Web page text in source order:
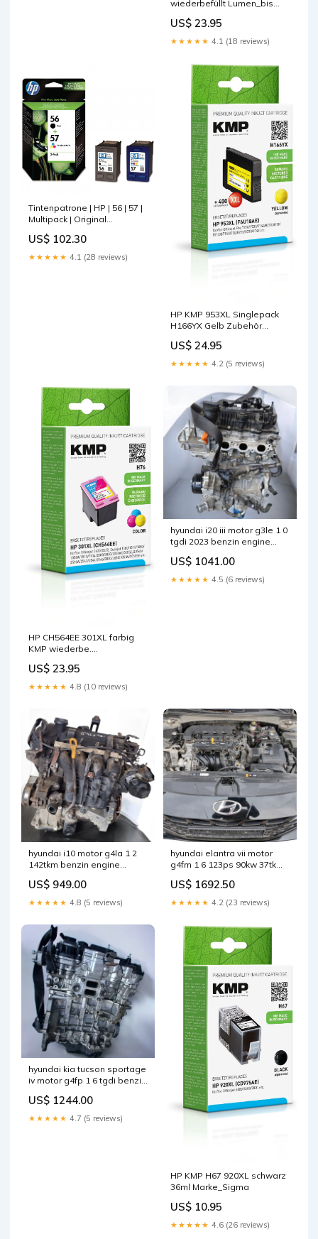
wiederbefüllt Lumen_bis
US$ 23.95
★★★★★ 4.1 (18 reviews)
Tintenpatrone | HP | 56 | 57 |
Multipack | Original
89
US$ 102.30
★★★★★ 4.1 (28 reviews)
HP KMP 953XL Singlepack
H166YX Gelb Zubehör
US$ 24.95
★★★★★ 4.2 (5 reviews)
HP CH564EE 301XL farbig
KMP wiederbe.
US$ 23.95
★★★★★ 4.8 (10 reviews)
hyundai i20 iii motor g3le 1 0
tgdi 2023 benzin engine
mot3879323109bm
US$ 1041.00
★★★★★ 4.5 (6 reviews)
hyundai i10 motor g4la 1 2
142tkm benzin engine
mot4349715662cb
US$ 949.00
★★★★★ 4.8 (5 reviews)
hyundai elantra vii motor
g4fm 1 6 123ps 90kw 37tkm
mot9394894235nk
US$ 1692.50
★★★★★ 4.2 (23 reviews)
hyundai kia tucson sportage
iv motor g4fp 1 6 tgdi benzin
mot5274955321ob
US$ 1244.00
★★★★★ 4.7 (5 reviews)
HP KMP H67 920XL schwarz
36ml Marke_Sigma
US$ 10.95
★★★★★ 4.6 (26 reviews)